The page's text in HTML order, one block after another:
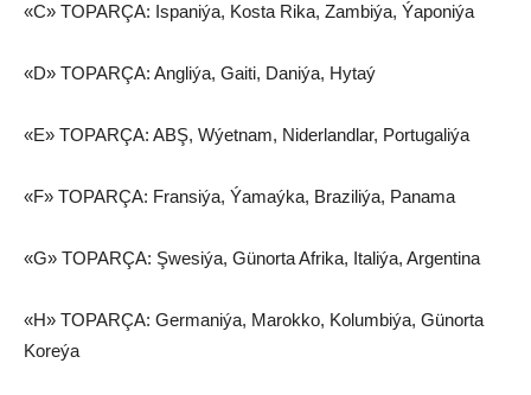
«C» TOPARÇA: Ispaniýa, Kosta Rika, Zambiýa, Ýaponiýa
«D» TOPARÇA: Angliýa, Gaiti, Daniýa, Hytaý
«E» TOPARÇA: ABŞ, Wýetnam, Niderlandlar, Portugaliýa
«F» TOPARÇA: Fransiýa, Ýamaýka, Braziliýa, Panama
«G» TOPARÇA: Şwesiýa, Günorta Afrika, Italiýa, Argentina
«H» TOPARÇA: Germaniýa, Marokko, Kolumbiýa, Günorta
Koreýa